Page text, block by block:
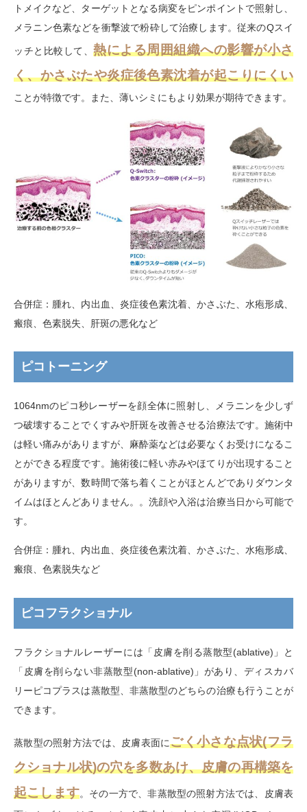
トメイクなど、ターゲットとなる病変をピンポイントで照射し、
メラニン色素などを衝撃波で粉砕して治療します。従来のQスイ
ッチと比較して、 熱による周囲組織への影響が小さ
く、かさぶたや炎症後色素沈着が起こりにくい
ことが特徴です。また、薄いシミにもより効果が期待できます。
合併症：腫れ、内出血、炎症後色素沈着、かさぶた、水疱形成、
瘢痕、色素脱失、肝斑の悪化など
ピコトーニング
1064nmのピコ秒レーザーを顔全体に照射し、メラニンを少しず
つ破壊することでくすみや肝斑を改善させる治療法です。施術中
は軽い痛みがありますが、麻酔薬などは必要なくお受けになるこ
とができる程度です。施術後に軽い赤みやほてりが出現すること
がありますが、数時間で落ち着くことがほとんどでありダウンタ
イムはほとんどありません。。洗顔や入浴は治療当日から可能で
す。
合併症：腫れ、内出血、炎症後色素沈着、かさぶた、水疱形成、
瘢痕、色素脱失など
ピコフラクショナル
フラクショナルレーザーには「皮膚を削る蒸散型(ablative) 」と
「皮膚を削らない非蒸散型(non-ablative) 」があり、ディスカバ
リーピコプラスは蒸散型、非蒸散型のどちらの治療も行うことが
できます。
蒸散型の照射方法では、皮膚表面にごく小さな点状(フラ
クショナル状)の穴を多数あけ、皮膚の再構築を
起こします。その一方で、非蒸散型の照射方法では、皮膚表